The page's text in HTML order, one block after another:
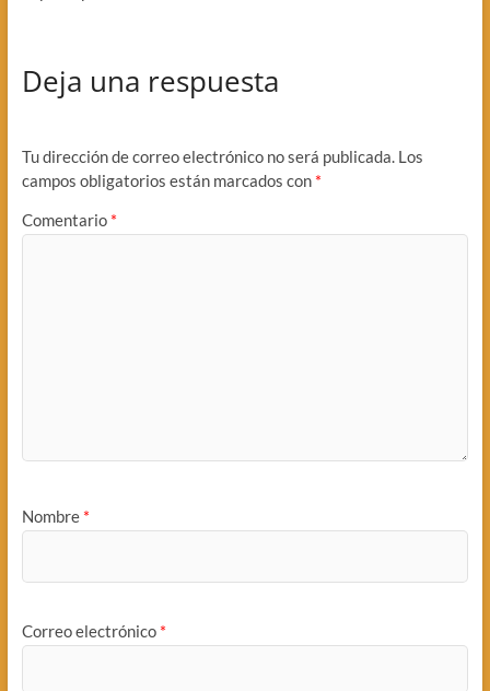
Deja una respuesta
Tu dirección de correo electrónico no será publicada. Los
campos obligatorios están marcados con *
Comentario *
Nombre *
Correo electrónico *